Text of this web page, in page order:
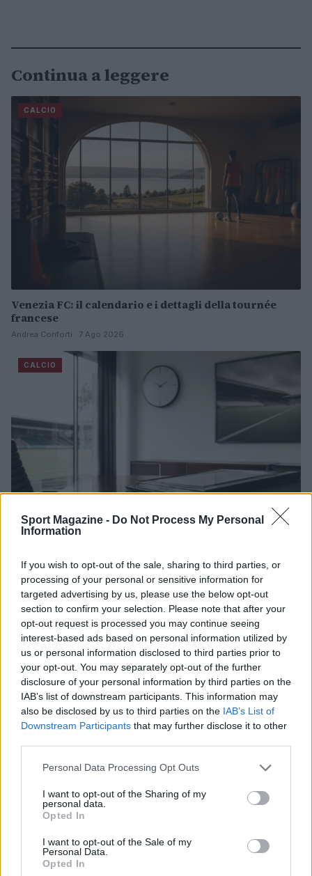
Sport Magazine - Do Not Process My Personal
Information
If you wish to opt-out of the sale, sharing to third parties, or
processing of your personal or sensitive information for
targeted advertising by us, please use the below opt-out
section to confirm your selection. Please note that after your
opt-out request is processed you may continue seeing
interest-based ads based on personal information utilized by
us or personal information disclosed to third parties prior to
your opt-out. You may separately opt-out of the further
disclosure of your personal information by third parties on the
IAB’s list of downstream participants. This information may
also be disclosed by us to third parties on the IAB’s List of
Downstream Participants that may further disclose it to other
Please note that this website/app uses one or more Google
not limited to your visit or usage behaviour. You may click to
grant or deny consent to Google and its third-party tags to
use your data for below specified purposes in below Google
consent section.
Personal Data Processing Opt Outs
I want to opt-out of the Sharing of my
personal data.
Opted In
I want to opt-out of the Sale of my
Personal Data.
Opted In
Continua a leggere
CALCIO
Venezia FC: il calendario e i dettagli della tournée
francese
Andrea Conforti · 7 Ago 2026
CALCIO
Calcio Lecco: Francesco Aliberti abbandona i ruoli
dirigenziali
Ilaria Mauri · 7 Ago 2026
CALCIO
Sian Massey-Ellis lascia il campo per un ruolo chiave
Andrea Conforti · 7 Ago 2026